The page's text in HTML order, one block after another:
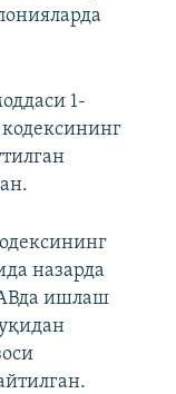
1-
назарда
ишлаш